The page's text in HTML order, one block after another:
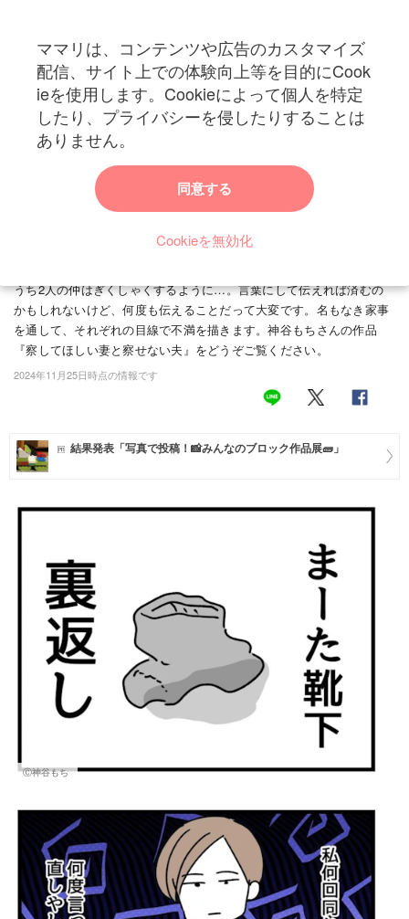
ママリは、コンテンツや広告のカスタマイズ
配信、サイト上での体験向上等を目的にCook
ieを使用します。Cookieによって個人を特定
したり、プライバシーを侵したりすることは
ありません。
同意する
Cookieを無効化
ママリ
カテゴリー一覧
妊活
妊娠
赤ちゃん・育児
病院
美容・ファッション
マネー
トレンド・イベント
トップ トレンド・イベント エンターテイメント 「靴下裏返し」「風呂の
「靴下裏返し」「風呂の栓を抜かない」名のなき
家事をめぐる夫婦喧嘩の結末
この話は、とある夫婦がそれぞれの目線で感じる「名もなき家事」に
ついて描いています。妻・キリコは夫・てつおにイライラする日々。
つおには何度言っても直らないクセがありました。キリコは口に出し
うち2人の仲はぎくしゃくするように…。言葉にして伝えれば済むの
かもしれないけど、何度も伝えることだって大変です。名もなき家事
を通して、それぞれの目線で不満を描きます。神谷もちさんの作品
『察してほしい妻と察せない夫』をどうぞご覧ください。
2024年11月25日時点の情報です
結果発表「写真で投稿！📸みんなのブロック作品展🧱」
Ⓒ神谷もち